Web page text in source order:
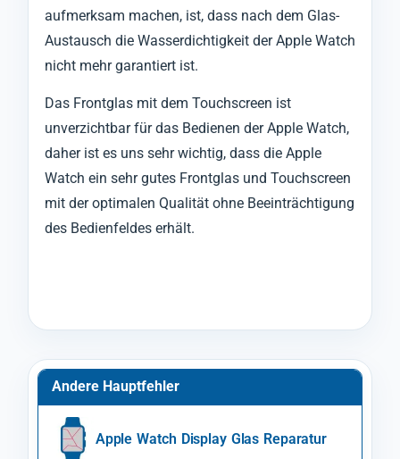
aufmerksam machen, ist, dass nach dem Glas-
Austausch die Wasserdichtigkeit der Apple Watch
nicht mehr garantiert ist.
Das Frontglas mit dem Touchscreen ist
unverzichtbar für das Bedienen der Apple Watch,
daher ist es uns sehr wichtig, dass die Apple
Watch ein sehr gutes Frontglas und Touchscreen
mit der optimalen Qualität ohne Beeinträchtigung
des Bedienfeldes erhält.
Andere Hauptfehler
Apple Watch Display Glas Reparatur